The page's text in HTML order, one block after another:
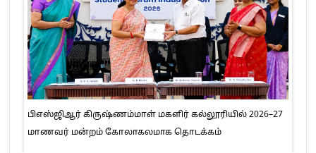
பிஎஸ்ஜிஆர் கிருஷ்ணம்மாள் மகளிர் கல்லூரியில் 2026–27
மாணவர் மன்றம் கோலாகலமாக தொடக்கம்